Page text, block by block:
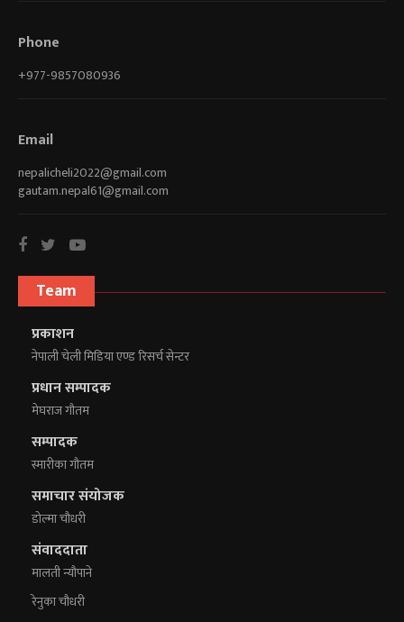
Phone
+977-9857080936
Email
nepalicheli2022@gmail.com
gautam.nepal61@gmail.com
Team
प्रकाशन
नेपाली चेली मिडिया एण्ड रिसर्च सेन्टर
प्रधान सम्पादक
मेघराज गौतम
सम्पादक
स्मारीका गौतम
समाचार संयोजक
डोल्मा चौधरी
संवाददाता
मालती न्यौपाने
रेनुका चौधरी